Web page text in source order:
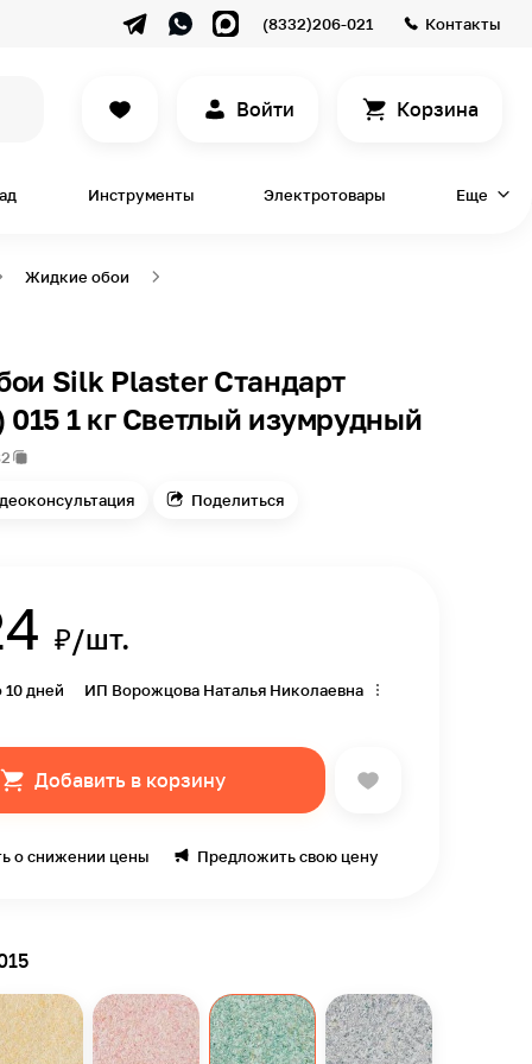
(8332)206-021 Контакты
Войти Корзина
Инструменты Электротовары Еще
Жидкие обои
Silk Plaster Стандарт
1 кг Светлый изумрудный
Поделиться
₽/шт.
10 дней ИП Ворожцова Наталья Николаевна
Добавить в корзину
о снижении цены Предложить свою цену